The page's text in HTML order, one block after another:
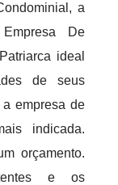
a
De
ideal
de seus
empresa de
indicada.
orçamento.
e os